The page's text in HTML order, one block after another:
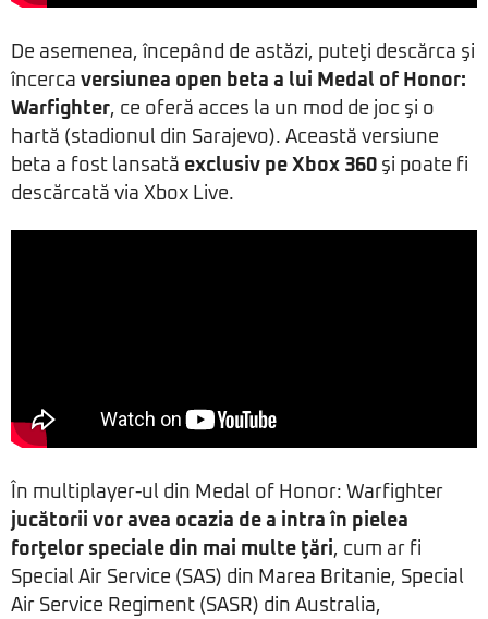
De asemenea, începând de astăzi, puteţi descărca şi
încerca versiunea open beta a lui Medal of Honor:
Warfighter, ce oferă acces la un mod de joc şi o
hartă (stadionul din Sarajevo). Această versiune
beta a fost lansată exclusiv pe Xbox 360 şi poate fi
descărcată via Xbox Live.
În multiplayer-ul din Medal of Honor: Warfighter
jucătorii vor avea ocazia de a intra în pielea
forţelor speciale din mai multe ţări, cum ar fi
Special Air Service (SAS) din Marea Britanie, Special
Air Service Regiment (SASR) din Australia,